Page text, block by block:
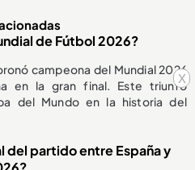
x
de Fútbol 2026?
campeona del Mundial 2026
en la gran final. Este triunfo
del Mundo en la historia del
del partido entre España y